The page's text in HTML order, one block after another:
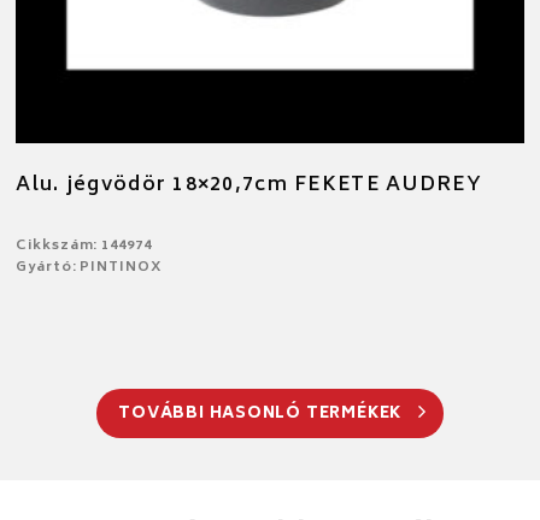
Alu. jégvödör 18×20,7cm FEKETE AUDREY
Cikkszám: 144974
Gyártó: PINTINOX
TOVÁBBI HASONLÓ TERMÉKEK